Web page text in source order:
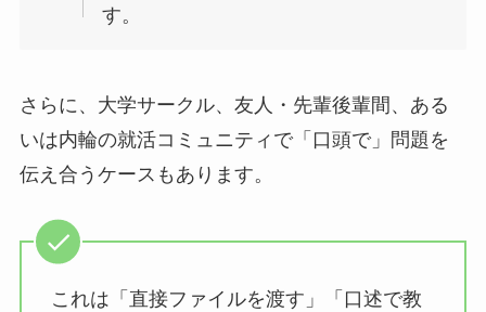
す。
さらに、大学サークル、友人・先輩後輩間、ある
いは内輪の就活コミュニティで「口頭で」問題を
伝え合うケースもあります。
これは「直接ファイルを渡す」「口述で教